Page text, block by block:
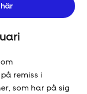
remiss i
som har på sig